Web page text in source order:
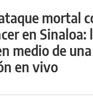
mortal
en Sinaloa:
medio de una
en vivo